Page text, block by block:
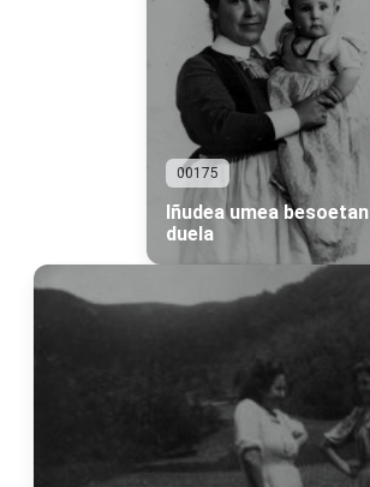
00175
Iñudea umea besoetan
duela